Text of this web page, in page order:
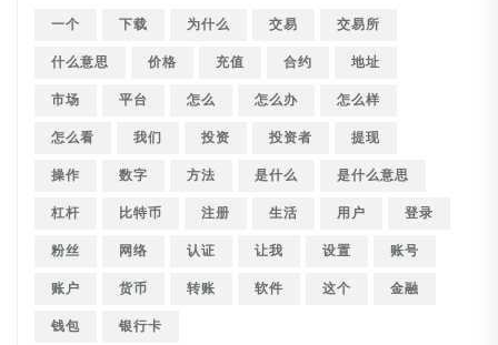
一个 下载 为什么 交易
交易所
什么意思
价格 充值 合约
地址
市场
平台 怎么 怎么办
怎么样
怎么看
我们 投资 投资者
提现
操作
数字 方法 是什么
是什么意思
杠杆
比特币 注册 生活 用户
登录
粉丝
网络 认证 让我 设置
账号
账户
货币 转账 软件 这个
金融
钱包
银行卡